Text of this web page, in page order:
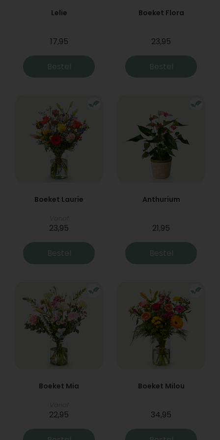
Lelie
17,95
Bestel
Boeket Flora
23,95
Bestel
Boeket Laurie
23,95
Bestel
Anthurium
21,95
Bestel
Boeket Mia
22,95
Boeket Milou
34,95